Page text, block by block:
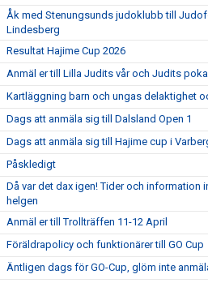
Åk med Stenungsunds judoklubb till
Lindesberg
Resultat Hajime Cup 2026
Anmäl er till Lilla Judits vår och Judits
Kartläggning barn och ungas delaktighet
Dags att anmäla sig till Dalsland Open 1
Dags att anmäla sig till Hajime cup i
Påskledigt
Då var det dax igen! Tider och information
helgen
Anmäl er till Trollträffen 11-12 April
Föräldrapolicy och funktionärer till GO Cup
Äntligen dags för GO-Cup, glöm inte